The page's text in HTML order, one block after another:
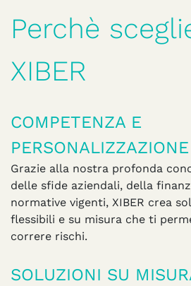
Perchè
XIBER
COMPETENZA E
PERSONALIZZAZIONE
Grazie alla nostra profonda
delle sfide aziendali, della
normative vigenti, XIBER crea
flessibili e su misura che ti
correre rischi.
SOLUZIONI SU